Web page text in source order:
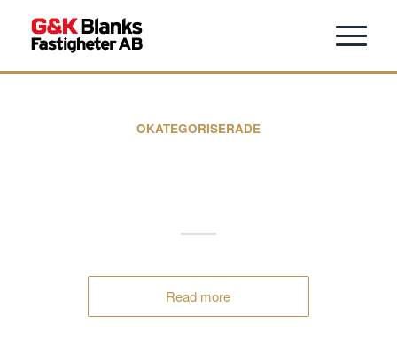
OKATEGORISERADE
Read more